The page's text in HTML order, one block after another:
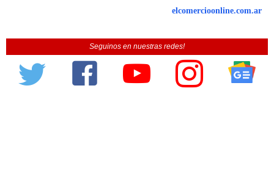
elcomercioonline.com.ar
Seguinos en nuestras redes!